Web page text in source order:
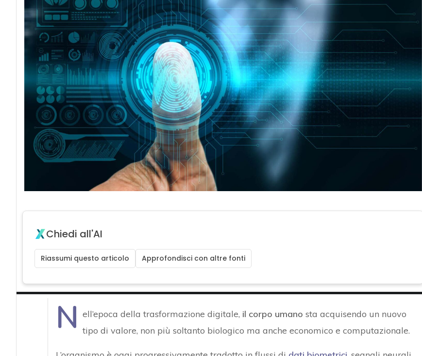
Chiedi all'AI
Riassumi questo articolo Approfondisci con altre fonti
N ell’epoca della trasformazione digitale, il corpo umano sta acquisendo un nuovo
tipo di valore, non più soltanto biologico ma anche economico e computazionale.
B
Blockchain